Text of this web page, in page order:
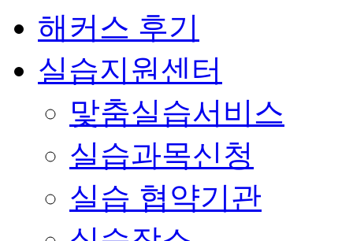
해커스 후기
실습지원센터
맟춤실습서비스
실습과목신청
실습 협약기관